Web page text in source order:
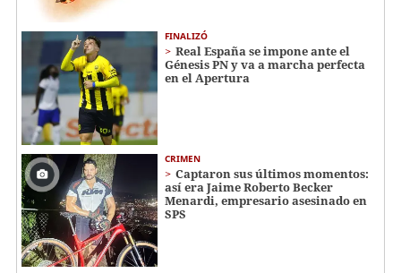
FINALIZÓ
Real España se impone ante el
Génesis PN y va a marcha perfecta
en el Apertura
CRIMEN
Captaron sus últimos momentos:
así era Jaime Roberto Becker
Menardi​​​, empresario asesinado en
SPS